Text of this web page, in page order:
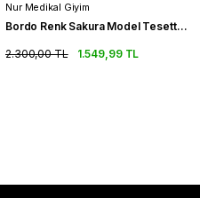
Nur Medikal Giyim
Bordo Renk Sakura Model Tesettür Doktor Hemşire Scrubs Üniforma Takımı
1.549,99 TL
2.300,00 TL